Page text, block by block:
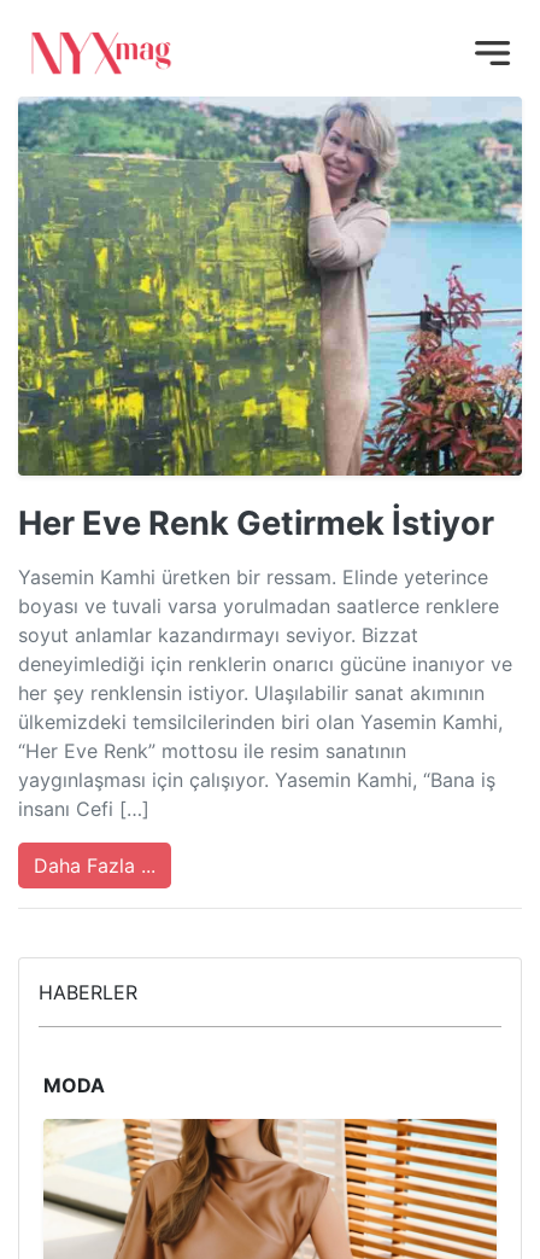
Her Eve Renk Getirmek İstiyor
Yasemin Kamhi üretken bir ressam. Elinde yeterince
boyası ve tuvali varsa yorulmadan saatlerce renklere
soyut anlamlar kazandırmayı seviyor. Bizzat
deneyimlediği için renklerin onarıcı gücüne inanıyor ve
her şey renklensin istiyor. Ulaşılabilir sanat akımının
ülkemizdeki temsilcilerinden biri olan Yasemin Kamhi,
“Her Eve Renk” mottosu ile resim sanatının
yaygınlaşması için çalışıyor. Yasemin Kamhi, “Bana iş
insanı Cefi […]
Daha Fazla ...
HABERLER
MODA